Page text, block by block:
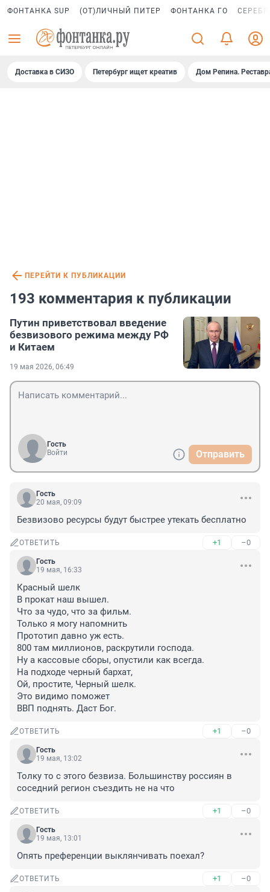
ФОНТАНКА SUP (ОТ)ЛИЧНЫЙ ПИТЕР ФОНТАНКА ГО
Доставка в СИЗО Петербург ищет креатив Дом Репина.
ПЕРЕЙТИ К ПУБЛИКАЦИИ
193 комментария к публикации
Путин приветствовал введение
безвизового режима между РФ
и Китаем
19 мая 2026, 06:49
Гость
Войти
Отправить
Гость
20 мая, 09:09
Безвизово ресурсы будут быстрее утекать бесплатно
ОТВЕТИТЬ +1 –0
Гость
19 мая, 16:33
Красный шелк
В прокат наш вышел.
Что за чудо, что за фильм.
Только я могу напомнить
Прототип давно уж есть.
800 там миллионов, раскрутили господа.
Ну а кассовые сборы, опустили как всегда.
На подходе черный бархат,
Ой, простите, Черный шелк.
Это видимо поможет
ВВП поднять. Даст Бог.
ОТВЕТИТЬ +1 –0
Гость
19 мая, 13:02
Толку то с этого безвиза. Большинству россиян в
соседний регион съездить не на что
ОТВЕТИТЬ +1 –0
Гость
19 мая, 13:01
Опять преференции выклянчивать поехал?
ОТВЕТИТЬ +1 –0